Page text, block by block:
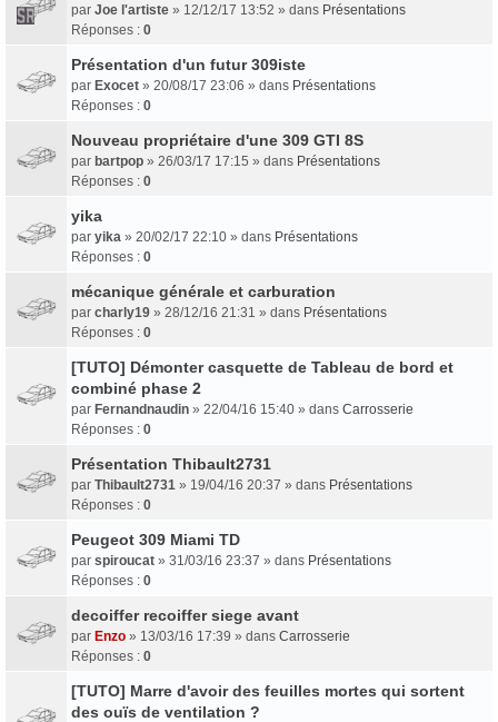
par Joe l'artiste » 12/12/17 13:52 » dans Présentations
Réponses : 0
Présentation d'un futur 309iste
par Exocet » 20/08/17 23:06 » dans Présentations
Réponses : 0
Nouveau propriétaire d'une 309 GTI 8S
par bartpop » 26/03/17 17:15 » dans Présentations
Réponses : 0
yika
par yika » 20/02/17 22:10 » dans Présentations
Réponses : 0
mécanique générale et carburation
par charly19 » 28/12/16 21:31 » dans Présentations
Réponses : 0
[TUTO] Démonter casquette de Tableau de bord et
combiné phase 2
par Fernandnaudin » 22/04/16 15:40 » dans Carrosserie
Réponses : 0
Présentation Thibault2731
par Thibault2731 » 19/04/16 20:37 » dans Présentations
Réponses : 0
Peugeot 309 Miami TD
par spiroucat » 31/03/16 23:37 » dans Présentations
Réponses : 0
decoiffer recoiffer siege avant
par Enzo » 13/03/16 17:39 » dans Carrosserie
Réponses : 0
[TUTO] Marre d'avoir des feuilles mortes qui sortent
des ouïs de ventilation ?